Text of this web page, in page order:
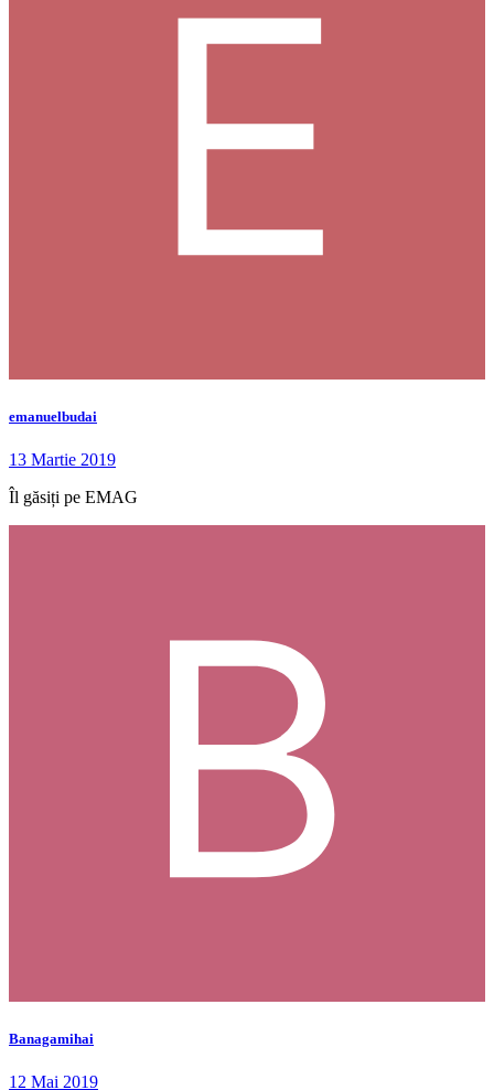
emanuelbudai
13 Martie 2019
Îl găsiți pe EMAG
Banagamihai
12 Mai 2019